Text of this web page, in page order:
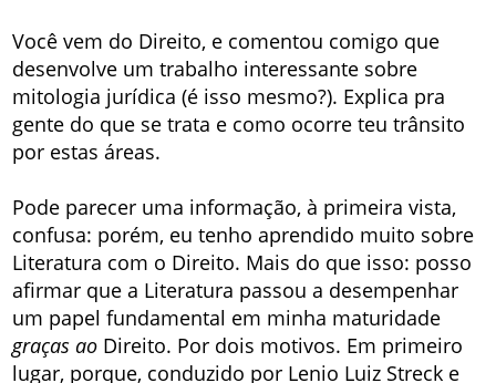
Você vem do Direito, e comentou comigo que
desenvolve um trabalho interessante sobre
mitologia jurídica (é isso mesmo?). Explica pra
gente do que se trata e como ocorre teu trânsito
por estas áreas.
Pode parecer uma informação, à primeira vista,
confusa: porém, eu tenho aprendido muito sobre
Literatura com o Direito. Mais do que isso: posso
afirmar que a Literatura passou a desempenhar
um papel fundamental em minha maturidade
graças ao Direito. Por dois motivos. Em primeiro
lugar, porque, conduzido por Lenio Luiz Streck e